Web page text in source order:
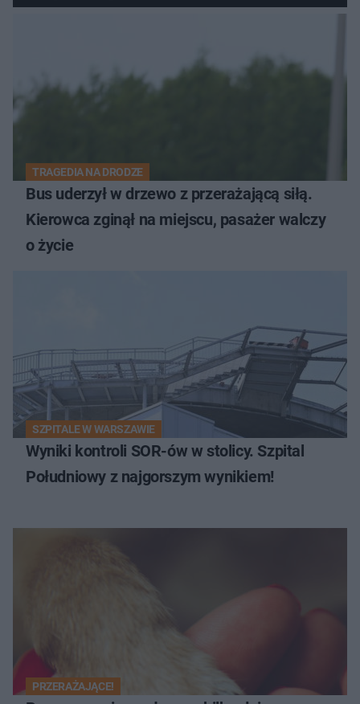
TRAGEDIA NA DRODZE
Bus uderzył w drzewo z przerażającą siłą.
Kierowca zginął na miejscu, pasażer walczy
o życie
SZPITALE W WARSZAWIE
Wyniki kontroli SOR-ów w stolicy. Szpital
Południowy z najgorszym wynikiem!
PRZERAŻAJĄCE!